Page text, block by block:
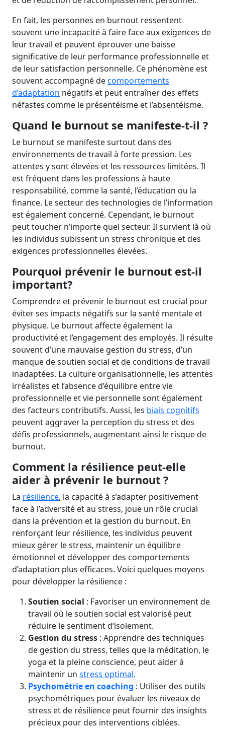
En fait, les personnes en burnout ressentent
souvent une incapacité à faire face aux exigences de
leur travail et peuvent éprouver une baisse
significative de leur performance professionnelle et
de leur satisfaction personnelle. Ce phénomène est
souvent accompagné decomportements
d’adaptation négatifs et peut entraîner des effets
néfastes comme le présentéisme et l’absentéisme.
Quand le burnout se manifeste-t-il ?
Le burnout se manifeste surtout dans des
environnements de travail à forte pression. Les
attentes y sont élevées et les ressources limitées. Il
est fréquent dans les professions à haute
responsabilité, comme la santé, l’éducation ou la
finance. Le secteur des technologies de l’information
est également concerné. Cependant, le burnout
peut toucher n’importe quel secteur. Il survient là où
les individus subissent un stress chronique et des
exigences professionnelles élevées.
Pourquoi prévenir le burnout est-il
important?
Comprendre et prévenir le burnout est crucial pour
éviter ses impacts négatifs sur la santé mentale et
physique. Le burnout affecte également la
productivité et l’engagement des employés. Il résulte
souvent d’une mauvaise gestion du stress, d’un
manque de soutien social et de conditions de travail
inadaptées. La culture organisationnelle, les attentes
irréalistes et l’absence d’équilibre entre vie
professionnelle et vie personnelle sont également
des facteurs contributifs. Aussi, les biais cognitifs
peuvent aggraver la perception du stress et des
défis professionnels, augmentant ainsi le risque de
burnout.
Comment la résilience peut-elle
aider à prévenir le burnout ?
La résilience, la capacité à s’adapter positivement
face à l’adversité et au stress, joue un rôle crucial
dans la prévention et la gestion du burnout. En
renforçant leur résilience, les individus peuvent
mieux gérer le stress, maintenir un équilibre
émotionnel et développer des comportements
d’adaptation plus efficaces. Voici quelques moyens
pour développer la résilience :
Soutien social : Favoriser un environnement de
travail où le soutien social est valorisé peut
réduire le sentiment d’isolement.
Gestion du stress : Apprendre des techniques
de gestion du stress, telles que la méditation, le
yoga et la pleine conscience, peut aider à
maintenir un stress optimal.
Psychométrie en coaching : Utiliser des outils
psychométriques pour évaluer les niveaux de
stress et de résilience peut fournir des insights
précieux pour des interventions ciblées.